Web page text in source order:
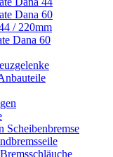
Dana 60
/ 220mm
Dana 60
Scheibenbremse